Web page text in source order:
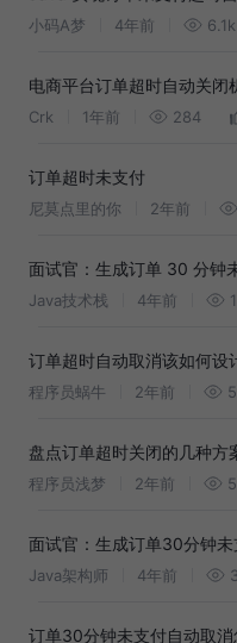
小码A梦 4年前 6.1k
电商平台订单超时自动关闭
Crk 1年前 284
订单超时未支付
尼莫点里的你 2年前
面试官：生成订单 30 分钟
Java技术栈 4年前
订单超时自动取消该如何设
程序员蜗牛 2年前
盘点订单超时关闭的几种方
程序员浅梦 2年前
面试官：生成订单30分钟
Java架构师 4年前
订单30分钟未支付自动取消